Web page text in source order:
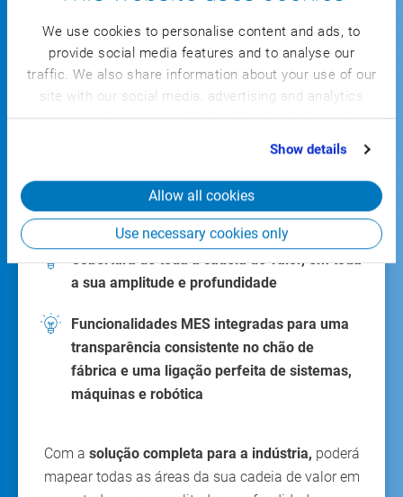
We use cookies to personalise content and ads, to
provide social media features and to analyse our
traffic. We also share information about your use of our
site with our social media, advertising and analytics
partners who may combine it with other information
that you’ve provided to them or that they’ve collected
Show details
Allow all cookies
Use necessary cookies only
A solução completa para a indústria
processos individuais até soluções
completas
Cobertura de toda a cadeia de valor, em toda
a sua amplitude e profundidade
Funcionalidades MES integradas para uma
transparência consistente no chão de
fábrica e uma ligação perfeita de sistemas,
máquinas e robótica
Com a solução completa para a indústria, poderá
mapear todas as áreas da sua cadeia de valor em